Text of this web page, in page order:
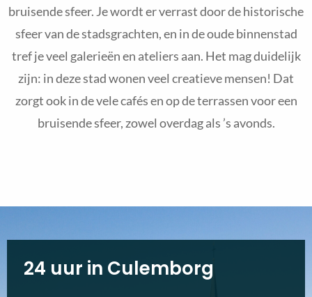
bruisende sfeer. Je wordt er verrast door de historische
sfeer van de stadsgrachten, en in de oude binnenstad
tref je veel galerieën en ateliers aan. Het mag duidelijk
zijn: in deze stad wonen veel creatieve mensen! Dat
zorgt ook in de vele cafés en op de terrassen voor een
bruisende sfeer, zowel overdag als ’s avonds.
24 uur in Culemborg